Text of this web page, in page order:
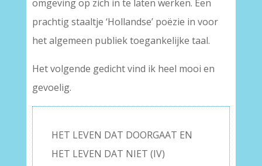
omgeving op zich in te laten werken. Een
prachtig staaltje ‘Hollandse’ poëzie in voor
het algemeen publiek toegankelijke taal.
Het volgende gedicht vind ik heel mooi en
gevoelig.
HET LEVEN DAT DOORGAAT EN
HET LEVEN DAT NIET (IV)